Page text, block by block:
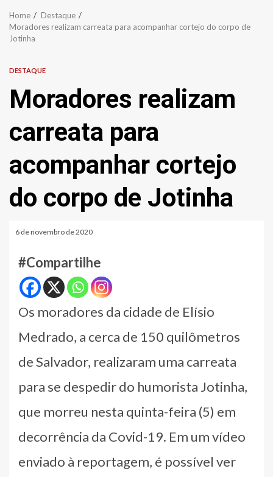
Home
Destaque
Moradores realizam carreata para acompanhar cortejo do corpo de
Jotinha
DESTAQUE
Moradores realizam
carreata para
acompanhar cortejo
do corpo de Jotinha
6 de novembro de 2020
#Compartilhe
Os moradores da cidade de Elísio
Medrado, a cerca de 150 quilômetros
de Salvador, realizaram uma carreata
para se despedir do humorista Jotinha,
que morreu nesta quinta-feira (5) em
decorrência da Covid-19. Em um vídeo
enviado à reportagem, é possível ver